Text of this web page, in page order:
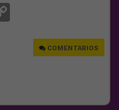
COMENTARIOS